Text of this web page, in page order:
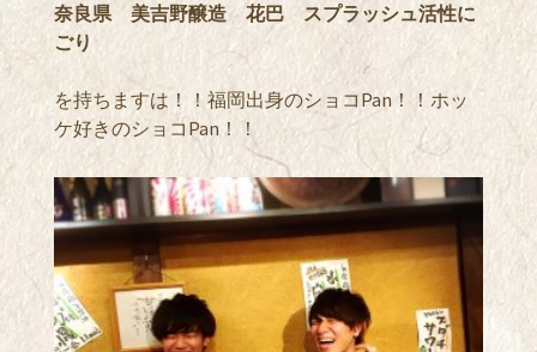
奈良県 美吉野醸造 花巴 スプラッシュ活性に
ごり
を持ちますは！！福岡出身のショコPan！！ホッ
ケ好きのショコPan！！